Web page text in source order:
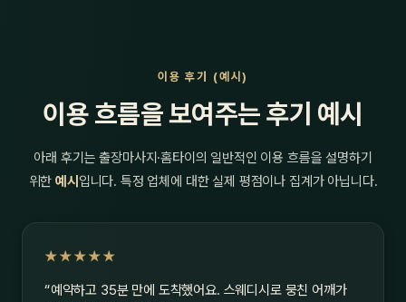
이용 후기 (예시)
이용 흐름을 보여주는 후기 예시
아래 후기는 출장마사지·홈타이의 일반적인 이용 흐름을 설명하기
위한예시 입니다. 특정 업체에 대한 실제 평점이나 집계가 아닙니다.
★★★★★
“예약하고 35분 만에 도착했어요. 스웨디시로 뭉친 어깨가